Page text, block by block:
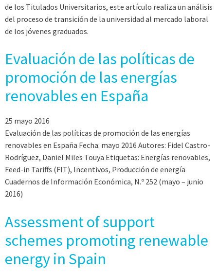
de los Titulados Universitarios, este artículo realiza un análisis
del proceso de transición de la universidad al mercado laboral
de los jóvenes graduados.
Evaluación de las políticas de
promoción de las energías
renovables en España
25 mayo 2016
Evaluación de las políticas de promoción de las energías
renovables en España Fecha: mayo 2016 Autores: Fidel Castro-
Rodríguez, Daniel Miles Touya Etiquetas: Energías renovables,
Feed-in Tariffs (FIT), Incentivos, Producción de energía
Cuadernos de Información Económica, N.º 252 (mayo – junio
2016)
Assessment of support
schemes promoting renewable
energy in Spain